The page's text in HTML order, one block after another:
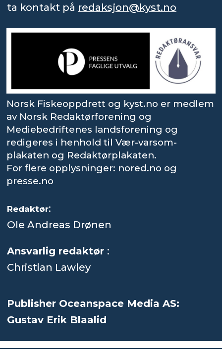
ta kontakt på redaksjon@kyst.no
Norsk Fiskeoppdrett og kyst.no er medlem
av Norsk Redaktørforening og
Mediebedriftenes landsforening og
redigeres i henhold til Vær-varsom-
plakaten og Redaktørplakaten.
For flere opplysninger: nored.no og
presse.no
Redaktør:
Ole Andreas Drønen
Ansvarlig redaktør :
Christian Lawley
Publisher Oceanspace Media AS:
Gustav Erik Blaalid